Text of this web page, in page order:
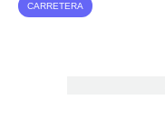
CARRETERA